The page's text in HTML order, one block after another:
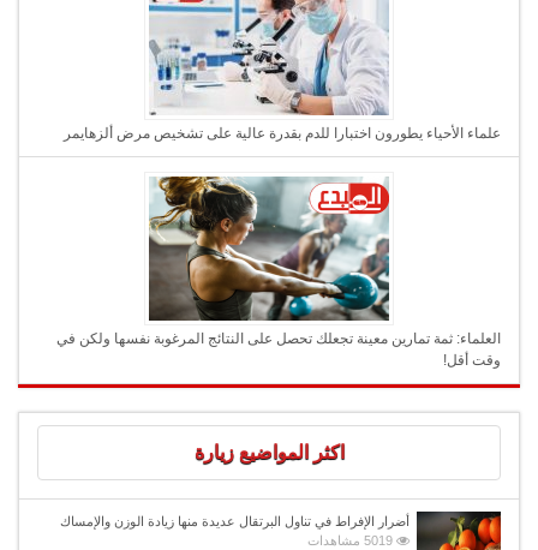
علماء الأحياء يطورون اختبارا للدم بقدرة عالية على تشخيص مرض ألزهايمر
العلماء: ثمة تمارين معينة تجعلك تحصل على النتائج المرغوبة نفسها ولكن في
وقت أقل!
اكثر المواضيع زيارة
أضرار الإفراط في تناول البرتقال عديدة منها زيادة الوزن والإمساك
5019 مشاهدات